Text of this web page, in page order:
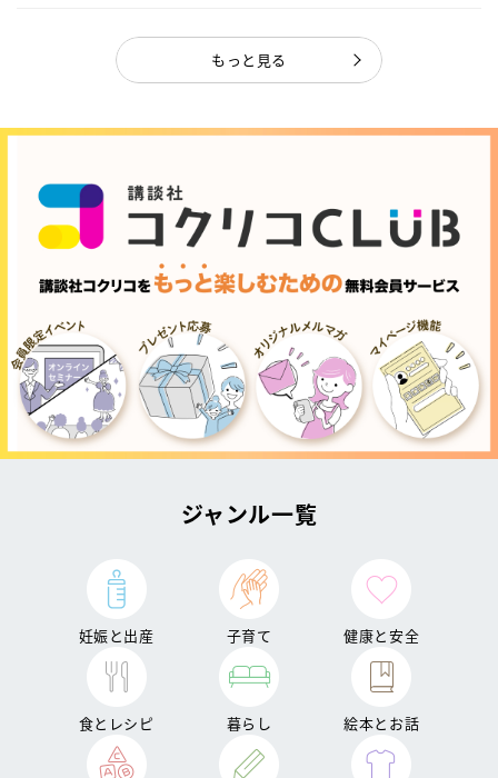
もっと見る
ジャンル一覧
妊娠と出産 子育て 健康と安全
食とレシピ 暮らし 絵本とお話